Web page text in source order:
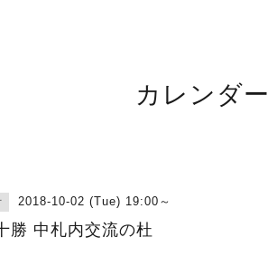
カレンダー
2018-10-02 (Tue) 19:00～
勝 中札内交流の杜